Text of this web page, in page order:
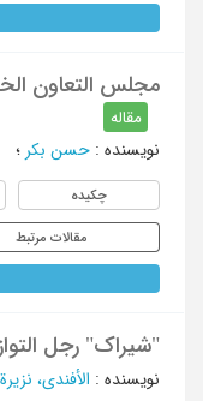
مجلس التعاون
مقاله
نویسنده : حسن بکر ؛
چکیده
مقالات مرتبط
"شیراک" رجل
نویسنده : الأفندی، نزیرة